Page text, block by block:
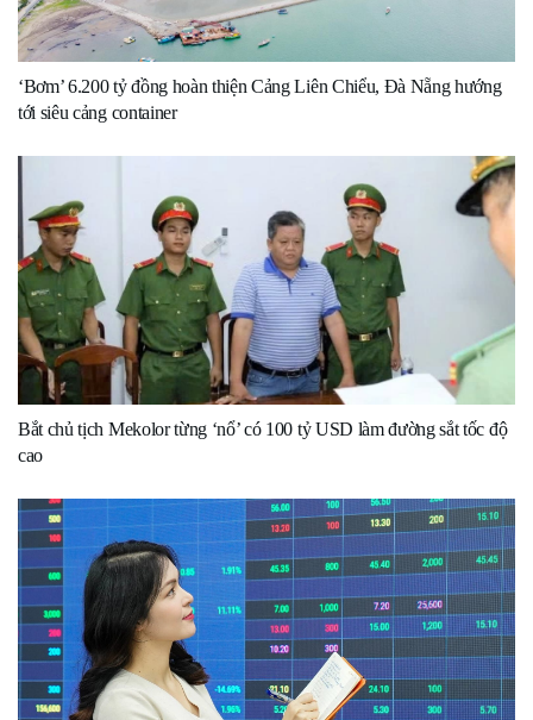
‘Bơm’ 6.200 tỷ đồng hoàn thiện Cảng Liên Chiểu, Đà Nẵng hướng
tới siêu cảng container
Bắt chủ tịch Mekolor từng ‘nổ’ có 100 tỷ USD làm đường sắt tốc độ
cao